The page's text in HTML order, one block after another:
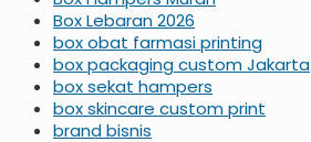
Box Lebaran 2026
box obat farmasi printing
box packaging custom Jakarta
box sekat hampers
box skincare custom print
brand bisnis